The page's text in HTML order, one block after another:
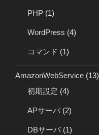
PHP (1)
WordPress (4)
コマンド (1)
AmazonWebService (13)
初期設定 (4)
APサーバ(2)
DBサーバ(1)